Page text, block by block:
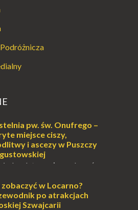
pw. św. Onufrego –
miejsce ciszy,
i ascezy w Puszczy
jednych to może wydawać
romantycznym życiem. Dla
przebywanie z B...
zobaczyć w Locarno?
po atrakcjach
Szwajcarii